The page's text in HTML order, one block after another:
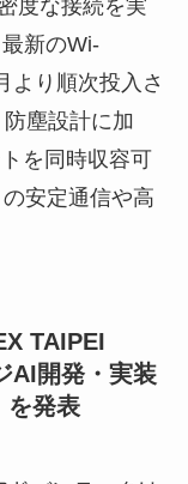
度な接続を実
新のWi-
より順次投入さ
塵設計に加
を同時収容可
安定通信や高
TAIPEI
AI開発・実装
を発表